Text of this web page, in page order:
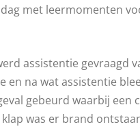
met leermomenten
assistentie gevraagd
en na wat assistentie
gebeurd waarbij een
was er brand